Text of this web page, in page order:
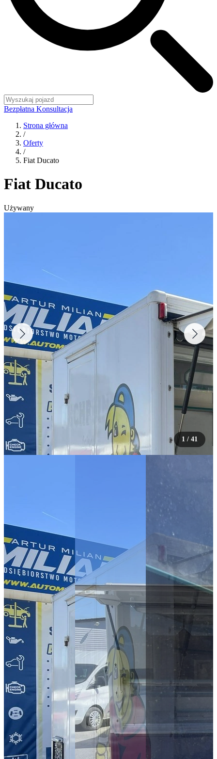
Bezpłatna Konsultacja
Strona główna
/
Oferty
/
Fiat Ducato
Fiat Ducato
Używany
1 / 41